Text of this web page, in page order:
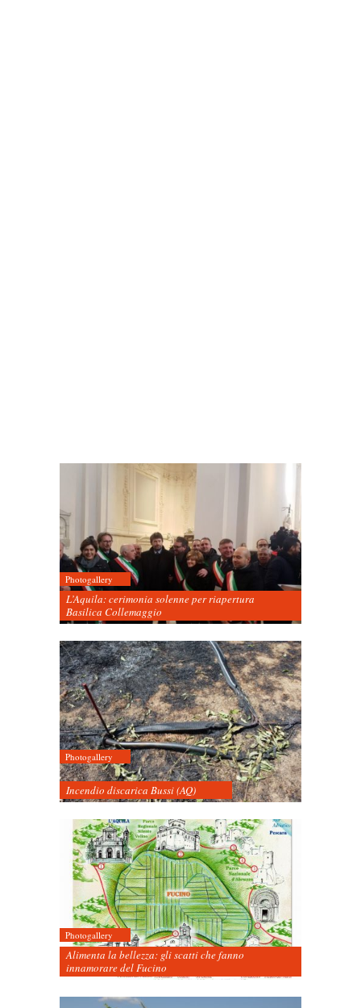
Photogallery
L’Aquila: cerimonia solenne per riapertura
Basilica Collemaggio
Photogallery
Incendio discarica Bussi (AQ)
Photogallery
Alimenta la bellezza: gli scatti che fanno
innamorare del Fucino